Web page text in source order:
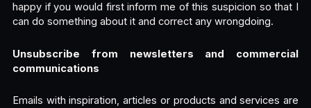
happy if you would first inform me of this suspicion so that I
can do something about it and correct any wrongdoing.
Unsubscribe from newsletters and commercial
communications
Emails with inspiration, articles or products and services are